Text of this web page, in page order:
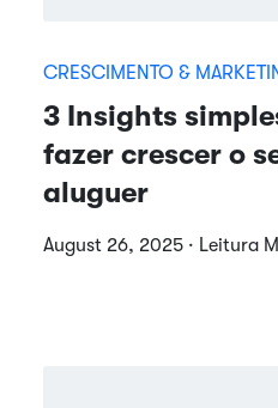
CRESCIMENTO &
3 Insights
fazer crescer o
aluguer
August 26, 2025 · Leitura